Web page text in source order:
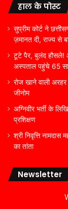
हाल के पोस्ट
सुप्रीम कोर्ट ने
ज़मानत दी, राज्य से
टूटे पैर, बुलंद हौसले!
अस्पताल पहुंचे 65
रोज खाने वाली
जीनोम
अग्निवीर भर्ती के
प्रशिक्षण
श्री निवृत्ति नामदास
का तांता
Newsletter